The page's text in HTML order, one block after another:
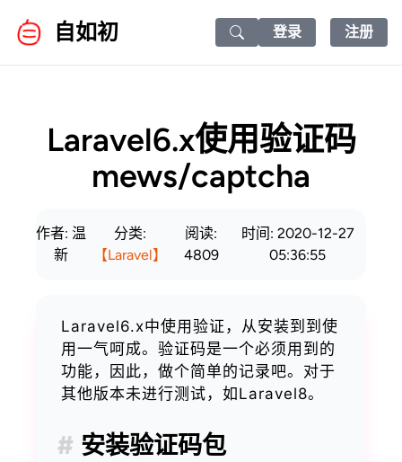
自如初
Search icon
登录 注册
Laravel6.x使用验证码
mews/captcha
作者: 温
新
分类:
【Laravel】
阅读:
4809
时间: 2020-12-27
05:36:55
Laravel6.x中使用验证，从安装到到使
用一气呵成。验证码是一个必须用到的
功能，因此，做个简单的记录吧。对于
其他版本未进行测试，如Laravel8。
安装验证码包